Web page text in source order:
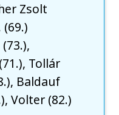
Zsolt
(69.)
Tollár
Baldauf
Volter (82.)